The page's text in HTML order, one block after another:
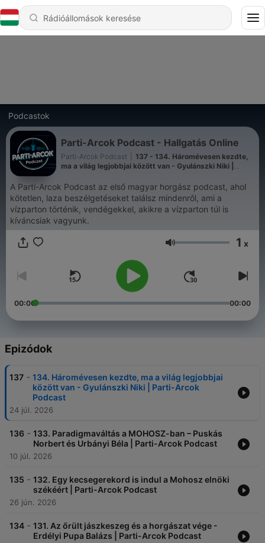
Podcastok
Parti-Arcok Podcast - Hallgatás Online
Parti-Arcok Podcast
137 - 134. Háromévesen kezdte,
ma a világ legjobbjai között van - Gyulánszki Niki |
A Parti-Arcok Podcast az első magyar horgász podcast, ahol
kötetlen, laza beszélgetéseket találsz mindenről, ami a
vízparton történik, vendégekkel, akikre a vízparton túl is
kíváncsiak vagyunk.
Hangerő 1 x
00:00 00:00
Epizódok
137 - 134. Háromévesen kezdte, ma a világ legjobbjai
között van - Gyulánszki Niki | Parti-Arcok
Podcast
24 júl. 2026
136 - 133. Paradigmaváltás a MOHOSZ-ban – Puskás
Norbert és Urbányi Béla | Parti-Arcok Podcast
10 júl. 2026
135 - 132. Egy kecsegerekord is indul a Mohosz elnöki
székéért | Parti-Arcok Podcast
26 jún. 2026
134 - 131. Az őrült jászkeszeg és a horgászat vége -
Erdélyi Pupa Balázs | Parti-Arcok Podcast